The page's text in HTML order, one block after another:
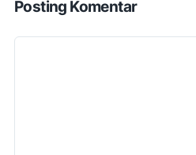
Posting Komentar